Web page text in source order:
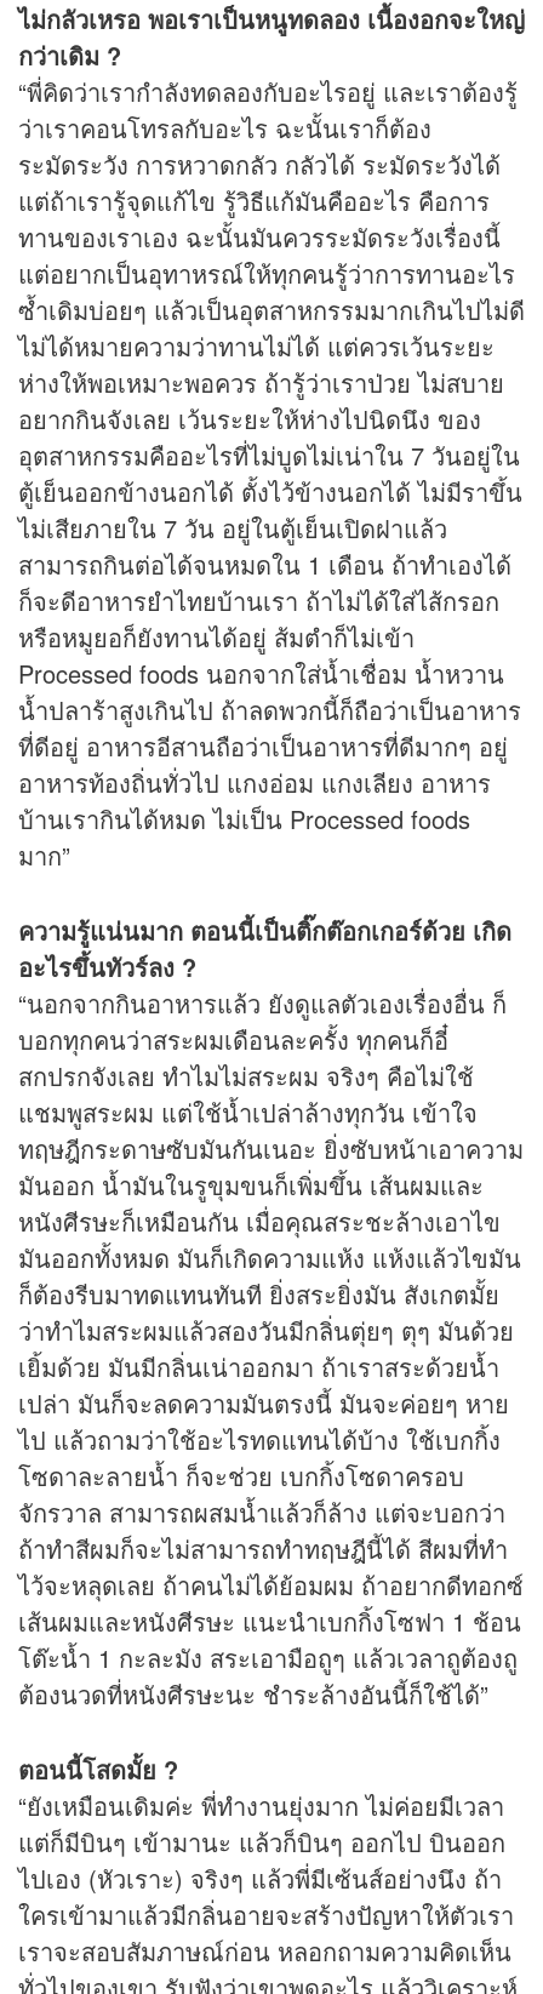
ไม่กลัวเหรอ พอเราเป็นหนูทดลอง เนื้องอกจะใหญ่
กว่าเดิม ?
“พี่คิดว่าเรากำลังทดลองกับอะไรอยู่ และเราต้องรู้
ว่าเราคอนโทรลกับอะไร ฉะนั้นเราก็ต้อง
ระมัดระวัง การหวาดกลัว กลัวได้ ระมัดระวังได้
แต่ถ้าเรารู้จุดแก้ไข รู้วิธีแก้มันคืออะไร คือการ
ทานของเราเอง ฉะนั้นมันควรระมัดระวังเรื่องนี้
แต่อยากเป็นอุทาหรณ์ให้ทุกคนรู้ว่าการทานอะไร
ซ้ำเดิมบ่อยๆ แล้วเป็นอุตสาหกรรมมากเกินไปไม่ดี
ไม่ได้หมายความว่าทานไม่ได้ แต่ควรเว้นระยะ
ห่างให้พอเหมาะพอควร ถ้ารู้ว่าเราป่วย ไม่สบาย
อยากกินจังเลย เว้นระยะให้ห่างไปนิดนึง ของ
อุตสาหกรรมคืออะไรที่ไม่บูดไม่เน่าใน 7 วันอยู่ใน
ตู้เย็นออกข้างนอกได้ ตั้งไว้ข้างนอกได้ ไม่มีราขึ้น
ไม่เสียภายใน 7 วัน อยู่ในตู้เย็นเปิดฝาแล้ว
สามารถกินต่อได้จนหมดใน 1 เดือน ถ้าทำเองได้
ก็จะดีอาหารยำไทยบ้านเรา ถ้าไม่ได้ใส่ไส้กรอก
หรือหมูยอก็ยังทานได้อยู่ ส้มตำก็ไม่เข้า
Processed foods นอกจากใส่น้ำเชื่อม น้ำหวาน
น้ำปลาร้าสูงเกินไป ถ้าลดพวกนี้ก็ถือว่าเป็นอาหาร
ที่ดีอยู่ อาหารอีสานถือว่าเป็นอาหารที่ดีมากๆ อยู่
อาหารท้องถิ่นทั่วไป แกงอ่อม แกงเลียง อาหาร
บ้านเรากินได้หมด ไม่เป็น Processed foods
มาก”
ความรู้แน่นมาก ตอนนี้เป็นติ๊กต๊อกเกอร์ด้วย เกิด
อะไรขึ้นทัวร์ลง ?
“นอกจากกินอาหารแล้ว ยังดูแลตัวเองเรื่องอื่น ก็
บอกทุกคนว่าสระผมเดือนละครั้ง ทุกคนก็อี๋
สกปรกจังเลย ทำไมไม่สระผม จริงๆ คือไม่ใช้
แชมพูสระผม แต่ใช้น้ำเปล่าล้างทุกวัน เข้าใจ
ทฤษฎีกระดาษซับมันกันเนอะ ยิ่งซับหน้าเอาความ
มันออก น้ำมันในรูขุมขนก็เพิ่มขึ้น เส้นผมและ
หนังศีรษะก็เหมือนกัน เมื่อคุณสระชะล้างเอาไข
มันออกทั้งหมด มันก็เกิดความแห้ง แห้งแล้วไขมัน
ก็ต้องรีบมาทดแทนทันที ยิ่งสระยิ่งมัน สังเกตมั้ย
ว่าทำไมสระผมแล้วสองวันมีกลิ่นตุ่ยๆ ตุๆ มันด้วย
เยิ้มด้วย มันมีกลิ่นเน่าออกมา ถ้าเราสระด้วยน้ำ
เปล่า มันก็จะลดความมันตรงนี้ มันจะค่อยๆ หาย
ไป แล้วถามว่าใช้อะไรทดแทนได้บ้าง ใช้เบกกิ้ง
โซดาละลายน้ำ ก็จะช่วย เบกกิ้งโซดาครอบ
จักรวาล สามารถผสมน้ำแล้วก็ล้าง แต่จะบอกว่า
ถ้าทำสีผมก็จะไม่สามารถทำทฤษฎีนี้ได้ สีผมที่ทำ
ไว้จะหลุดเลย ถ้าคนไม่ได้ย้อมผม ถ้าอยากดีทอกซ์
เส้นผมและหนังศีรษะ แนะนำเบกกิ้งโซฟา 1 ช้อน
โต๊ะน้ำ 1 กะละมัง สระเอามือถูๆ แล้วเวลาถูต้องถู
ต้องนวดที่หนังศีรษะนะ ชำระล้างอันนี้ก็ใช้ได้”
ตอนนี้โสดมั้ย ?
“ยังเหมือนเดิมค่ะ พี่ทำงานยุ่งมาก ไม่ค่อยมีเวลา
แต่ก็มีบินๆ เข้ามานะ แล้วก็บินๆ ออกไป บินออก
ไปเอง (หัวเราะ) จริงๆ แล้วพี่มีเซ้นส์อย่างนึง ถ้า
ใครเข้ามาแล้วมีกลิ่นอายจะสร้างปัญหาให้ตัวเรา
เราจะสอบสัมภาษณ์ก่อน หลอกถามความคิดเห็น